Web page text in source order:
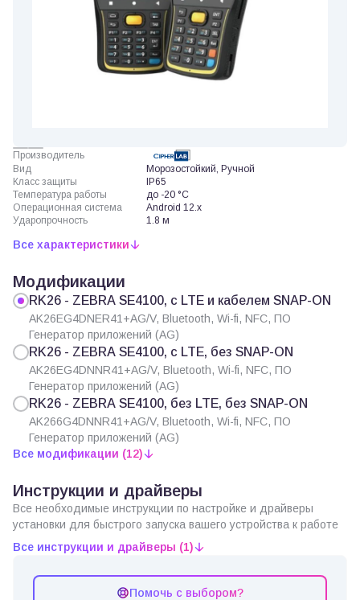
Производитель
Вид
Морозостойкий, Ручной
Класс защиты
IP65
Температура работы
до -20 °C
Операционная система
Android 12.x
Ударопрочность
1.8 м
Все характеристики
Модификации
RK26 - ZEBRA SE4100, с LTE и кабелем SNAP-ON
AK26EG4DNER41+AG/V, Bluetooth, Wi-fi, NFC, ПО
Генератор приложений (AG)
RK26 - ZEBRA SE4100, с LTE, без SNAP-ON
AK26EG4DNNR41+AG/V, Bluetooth, Wi-fi, NFC, ПО
Генератор приложений (AG)
RK26 - ZEBRA SE4100, без LTE, без SNAP-ON
AK266G4DNNR41+AG/V, Bluetooth, Wi-fi, NFC, ПО
Генератор приложений (AG)
Все модификации (12)
Инструкции и драйверы
Все необходимые инструкции по настройке и драйверы
установки для быстрого запуска вашего устройства к работе
Все инструкции и драйверы (1)
Помочь с выбором?